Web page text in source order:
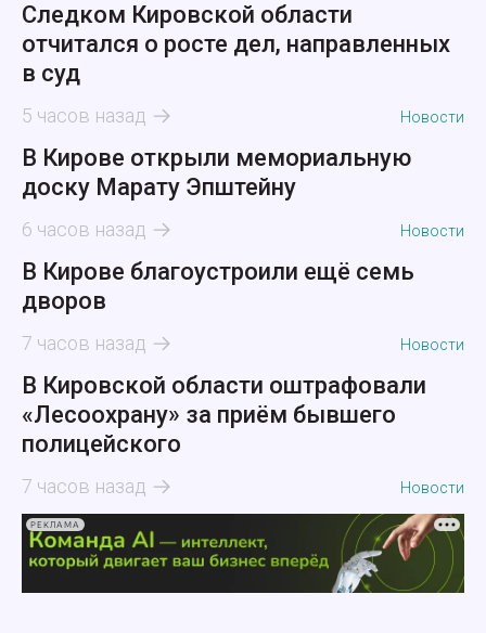
Следком Кировской области
отчитался о росте дел, направленных
в суд
5 часов назад Новости
В Кирове открыли мемориальную
доску Марату Эпштейну
6 часов назад Новости
В Кирове благоустроили ещё семь
дворов
7 часов назад Новости
В Кировской области оштрафовали
«Лесоохрану» за приём бывшего
полицейского
7 часов назад Новости
РЕКЛАМА